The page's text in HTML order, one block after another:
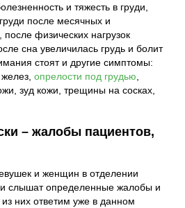
и тяжесть в груди,
после месячных и
физических нагрузок
сна увеличилась грудь и болит
стоят и другие симптомы:
опрелости под грудью
зуд кожи, трещины на сосках,
– жалобы пациентов,
и женщин в отделении
слышат определенные жалобы и
них ответим уже в данном